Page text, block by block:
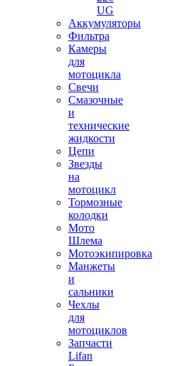
UG
Аккумуляторы
Фильтра
Камеры
для
мотоцикла
Свечи
Смазочные
и
технические
жидкости
Цепи
Звезды
на
мотоцикл
Тормозные
колодки
Мото
Шлема
Мотоэкипировка
Манжеты
и
сальники
Чехлы
для
мотоциклов
Запчасти
Lifan